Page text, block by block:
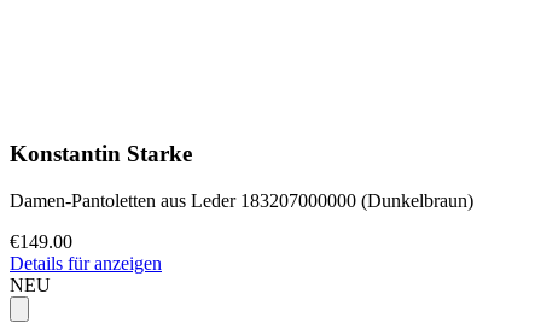
Konstantin Starke
Damen-Pantoletten aus Leder 183207000000 (Dunkelbraun)
€149.00
Details für anzeigen
NEU